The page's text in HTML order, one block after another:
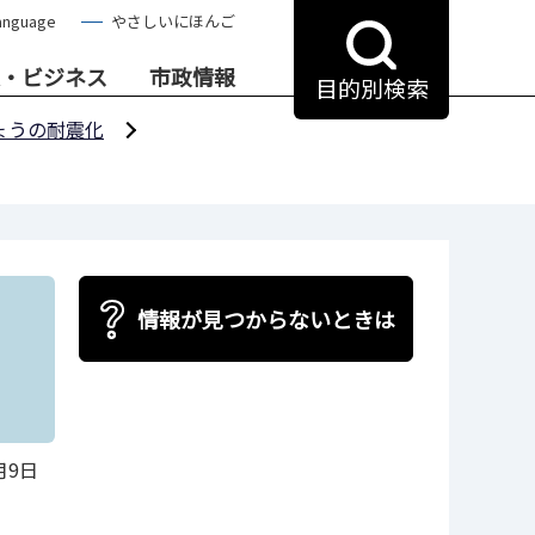
やさしいにほんご
ビジネス 市政情報 目的別検索
うの耐震化
9日
情報が見つからないときは